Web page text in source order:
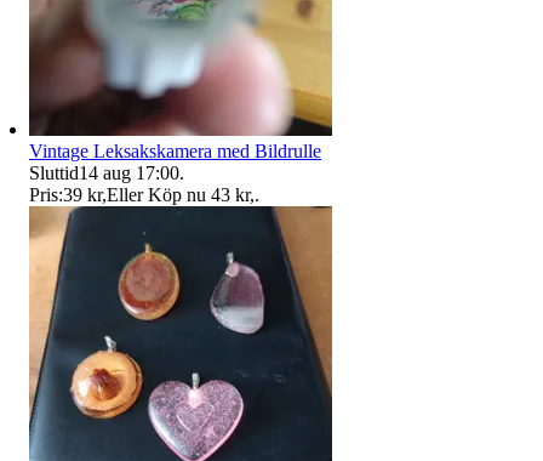
Vintage Leksakskamera med Bildrulle
Sluttid14 aug 17:00.
Pris:39 kr,Eller Köp nu 43 kr,.